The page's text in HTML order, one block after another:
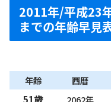
2011年/平成23
までの年齢早見
年齢 西暦